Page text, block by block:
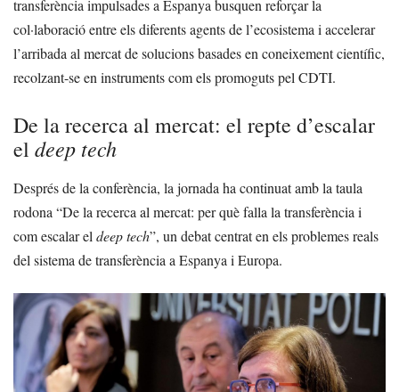
transferència impulsades a Espanya busquen reforçar la
col·laboració entre els diferents agents de l’ecosistema i accelerar
l’arribada al mercat de solucions basades en coneixement científic,
recolzant-se en instruments com els promoguts pel CDTI.
De la recerca al mercat: el repte d’escalar
el deep tech
Després de la conferència, la jornada ha continuat amb la taula
rodona “De la recerca al mercat: per què falla la transferència i
com escalar el deep tech”, un debat centrat en els problemes reals
del sistema de transferència a Espanya i Europa.